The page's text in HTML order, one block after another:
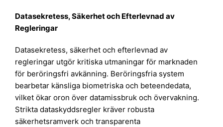
Datasekretess, Säkerhet och Efterlevnad av
Regleringar
Datasekretess, säkerhet och efterlevnad av
regleringar utgör kritiska utmaningar för marknaden
för beröringsfri avkänning. Beröringsfria system
bearbetar känsliga biometriska och beteendedata,
vilket ökar oron över datamissbruk och övervakning.
Strikta dataskyddsregler kräver robusta
säkerhetsramverk och transparenta